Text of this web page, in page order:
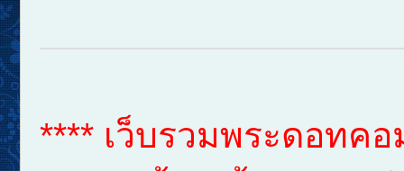
**** เว็บรวมพระดอทค